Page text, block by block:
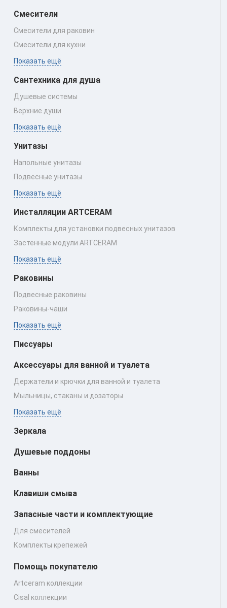
Смесители
Смесители для раковин
Смесители для кухни
Показать ещё
Сантехника для душа
Душевые системы
Верхние души
Показать ещё
Унитазы
Напольные унитазы
Подвесные унитазы
Показать ещё
Инсталляции ARTCERAM
Комплекты для установки подвесных унитазов
Застенные модули ARTCERAM
Показать ещё
Раковины
Подвесные раковины
Раковины‑чаши
Показать ещё
Писсуары
Аксессуары для ванной и туалета
Держатели и крючки для ванной и туалета
Мыльницы, стаканы и дозаторы
Показать ещё
Зеркала
Душевые поддоны
Ванны
Клавиши смыва
Запасные части и комплектующие
Для смесителей
Комплекты крепежей
Помощь покупателю
Artceram коллекции
Cisal коллекции